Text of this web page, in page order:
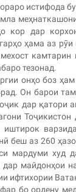
истифода
дар
ҳама аз
камтарин
тезонад.
онҳо боз
Он барои
дар қатори
беш аз 260
мардуми худ
майдонҳои
ифтихории
бо ордену